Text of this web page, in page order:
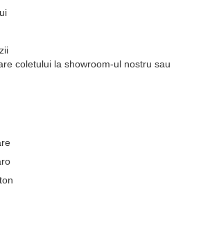
coletului la showroom-ul nostru sau